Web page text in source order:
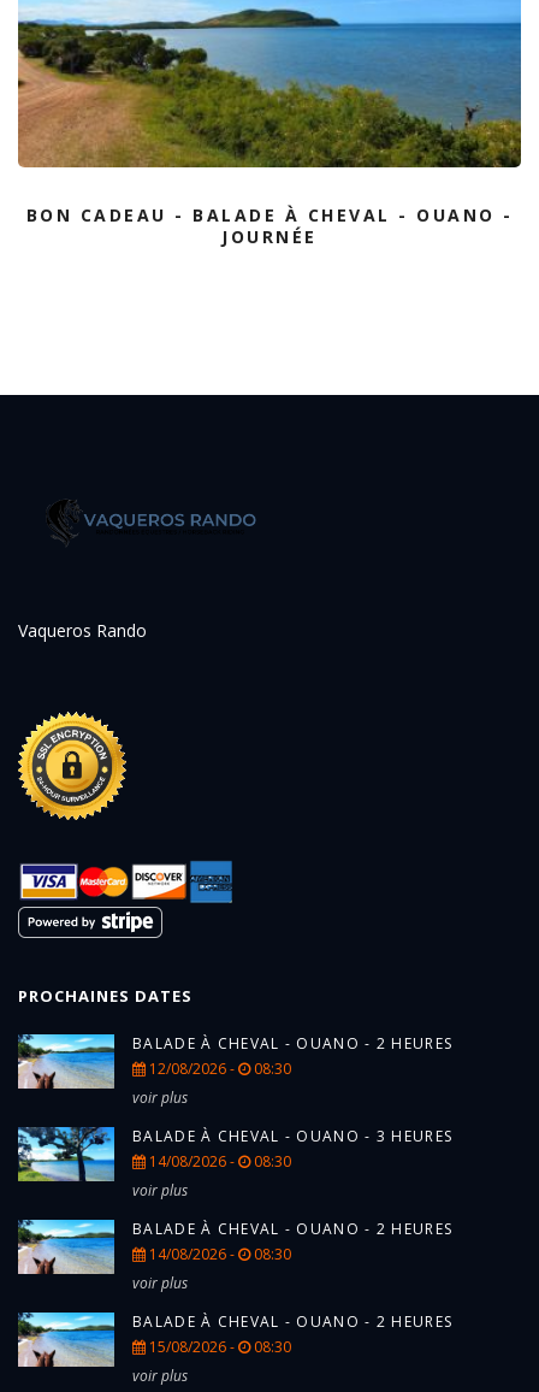
BON CADEAU - BALADE À CHEVAL - OUANO -
JOURNÉE
Vaqueros Rando
PROCHAINES DATES
BALADE À CHEVAL - OUANO - 2 HEURES
12/08/2026 -
08:30
voir plus
BALADE À CHEVAL - OUANO - 3 HEURES
14/08/2026 -
08:30
voir plus
BALADE À CHEVAL - OUANO - 2 HEURES
14/08/2026 -
08:30
voir plus
BALADE À CHEVAL - OUANO - 2 HEURES
15/08/2026 -
08:30
voir plus